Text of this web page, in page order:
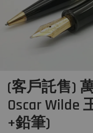
(客戶託售)
Oscar Wilde
+鉛筆)